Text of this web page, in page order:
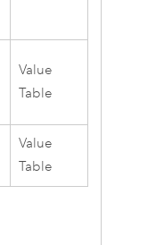
Value
Table
Value
Table